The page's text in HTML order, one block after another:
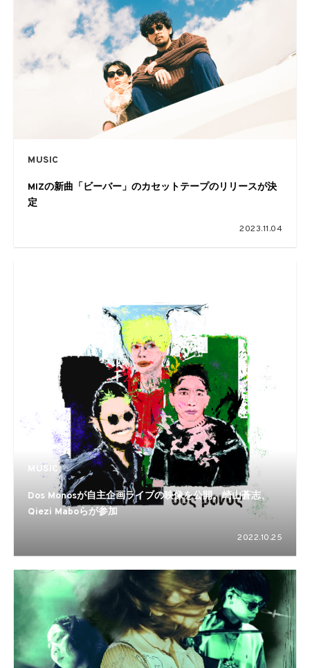
MUSIC
MIZの新曲「ビーバー」のカセットテープのリリースが決
定
2023.11.04
MUSIC
Dos Monosが自主企画ライブの映像を公開。崎山蒼志、
Qiezi Maboらが参加
2022.10.25